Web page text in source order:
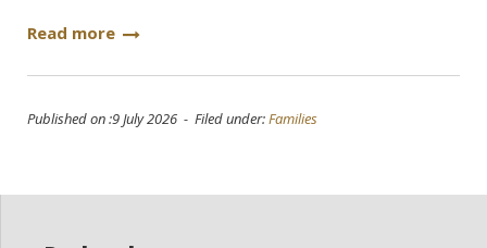
Read more
Published on :9 July 2026 - Filed under:Families